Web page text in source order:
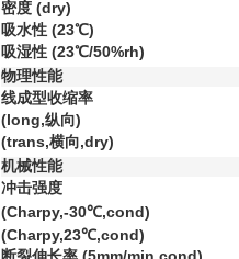
密度 (dry)
吸水性 (23℃)
吸湿性 (23℃/50%rh)
物理性能
线成型收缩率
(long,纵向)
(trans,横向,dry)
机械性能
冲击强度
(Charpy,-30℃,cond)
(Charpy,23℃,cond)